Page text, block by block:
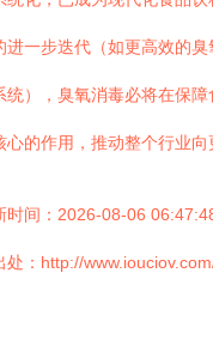
一步迭代（如更高效的
统），臭氧消毒必将在保
的作用，推动整个行业向
时间：2026-08-06
处：http://